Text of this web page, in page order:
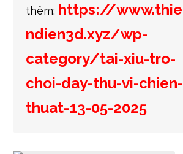
thêm: https://www.thie
ndien3d.xyz/wp-
category/tai-xiu-tro-
choi-day-thu-vi-chien-
thuat-13-05-2025